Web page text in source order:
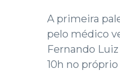
A primeira
pelo médico
Fernando
10h no